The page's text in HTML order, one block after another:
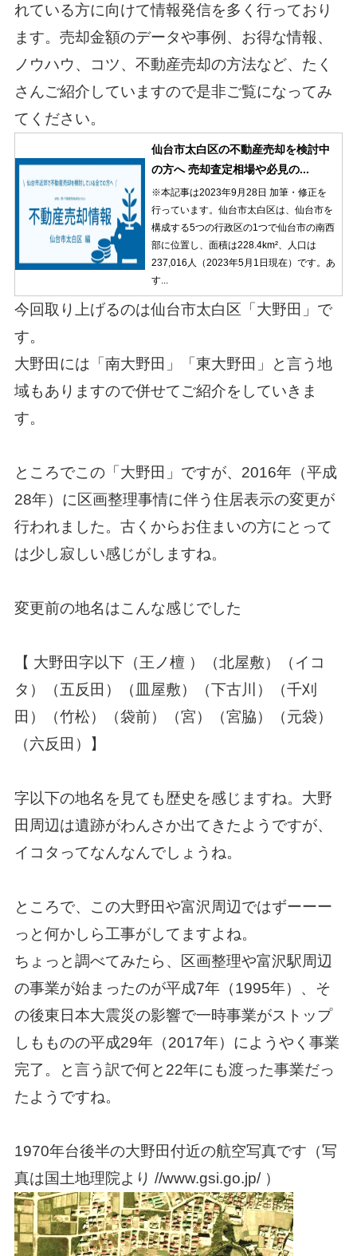
れている方に向けて情報発信を多く行っており
ます。売却金額のデータや事例、お得な情報、
ノウハウ、コツ、不動産売却の方法など、たく
さんご紹介していますので是非ご覧になってみ
てください。
仙台市太白区の不動産売却を検討中
の方へ 売却査定相場や必見の...
※本記事は2023年9月28日 加筆・修正を
行っています。仙台市太白区は、仙台市を
構成する5つの行政区の1つで仙台市の南西
部に位置し、面積は228.4km²、人口は
237,016人（2023年5月1日現在）です。あ
す...
今回取り上げるのは仙台市太白区「大野田」で
す。
大野田には「南大野田」「東大野田」と言う地
域もありますので併せてご紹介をしていきま
す。
ところでこの「大野田」ですが、2016年（平成
28年）に区画整理事情に伴う住居表示の変更が
行われました。古くからお住まいの方にとって
は少し寂しい感じがしますね。
変更前の地名はこんな感じでした
【 大野田字以下（王ノ檀 ）（北屋敷）（イコ
タ）（五反田）（皿屋敷）（下古川）（千刈
田）（竹松）（袋前）（宮）（宮脇）（元袋）
（六反田）】
字以下の地名を見ても歴史を感じますね。大野
田周辺は遺跡がわんさか出てきたようですが、
イコタってなんなんでしょうね。
ところで、この大野田や富沢周辺ではずーーー
っと何かしら工事がしてますよね。
ちょっと調べてみたら、区画整理や富沢駅周辺
の事業が始まったのが平成7年（1995年）、そ
の後東日本大震災の影響で一時事業がストップ
しもものの平成29年（2017年）にようやく事業
完了。と言う訳で何と22年にも渡った事業だっ
たようですね。
1970年台後半の大野田付近の航空写真です （写
真は国土地理院より //www.gsi.go.jp/ ）